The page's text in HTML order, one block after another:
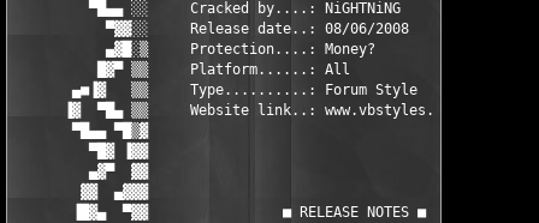
▀█▄▄ ░░     Cracked by....: NiGHTNiNG
▀▓▓░░     Release date..: 08/06/2008
▄▓█░▒     Protection....: Money?
█▓▀ ▒▒     Platform......: All
▄■▐▓   ▒▒     Type..........: Forum Style
▐▓  ▀█▄ ▒▒     Website link..: www.vbstyles.com
▀█▄▄ ▀█▒▓
▀█▓ ▐▓▓
▄▓▀  ▓▓
▓▓  ▄▓▓▓
▐█▓▄  ▀▓▓                ■ RELEASE NOTES ■